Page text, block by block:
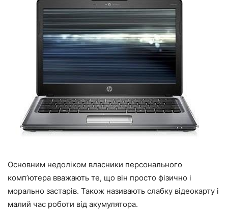
Основним недоліком власники персонального
комп’ютера вважають те, що він просто фізично і
морально застарів. Також називають слабку відеокарту і
малий час роботи від акумулятора.